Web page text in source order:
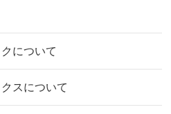
れまで本当にありがとう
が孫（私の子供）の初節
6年10月17日(木)
6年8月1日(木)
について
スについて